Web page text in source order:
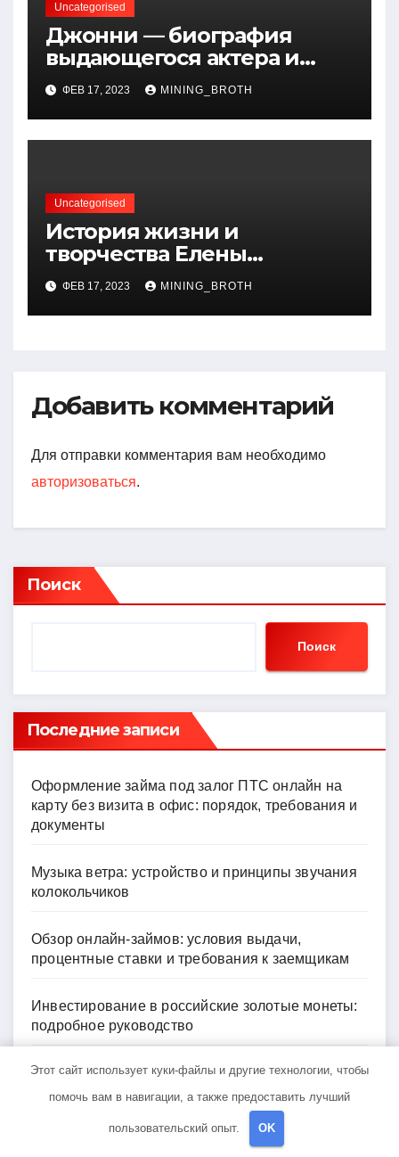
Uncategorised
Джонни — биография
выдающегося актера и
талантливого певца, чья
артистичность захватывает
миллионы сердец
ФЕВ 17, 2023 MINING_BROTH
Uncategorised
История жизни и
творчества Елены
Дубровской — биография,
достижения, интересные
факты
ФЕВ 17, 2023 MINING_BROTH
Добавить комментарий
Для отправки комментария вам необходимо
авторизоваться.
Поиск
Поиск
Последние записи
Оформление займа под залог ПТС онлайн на
карту без визита в офис: порядок, требования и
документы
Музыка ветра: устройство и принципы звучания
колокольчиков
Обзор онлайн-займов: условия выдачи,
процентные ставки и требования к заемщикам
Инвестирование в российские золотые монеты:
подробное руководство
В чем обвиняют Тимура Турлова?
Этот сайт использует куки-файлы и другие технологии, чтобы
помочь вам в навигации, а также предоставить лучший
пользовательский опыт. OK